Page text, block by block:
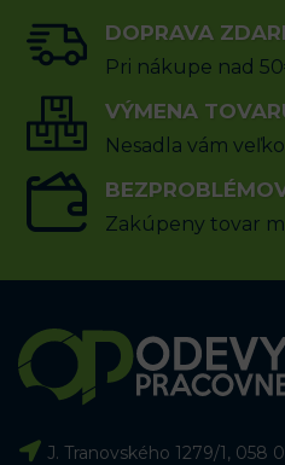
9.83€ s DPH
VÝBER MOŽNOSTÍ
DOPRAVA
Pri nákupe nad
VÝMENA
Nesadla vám
Zakúpeny tovar
J. Tranovského 1279/1, 058